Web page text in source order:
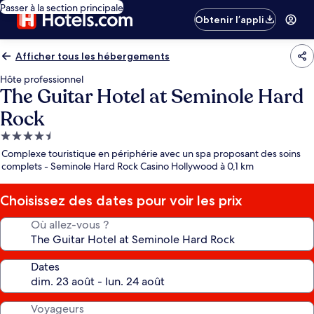
Passer à la section principale
Obtenir l’appli
Afficher tous les hébergements
Hôte professionnel
The Guitar Hotel at Seminole Hard
Rock
Hébergement
4.5 étoiles
Complexe touristique en périphérie avec un spa proposant des soins
complets - Seminole Hard Rock Casino Hollywood à 0,1 km
Choisissez des dates pour voir les prix
Où allez-vous ?
Dates
Voyageurs